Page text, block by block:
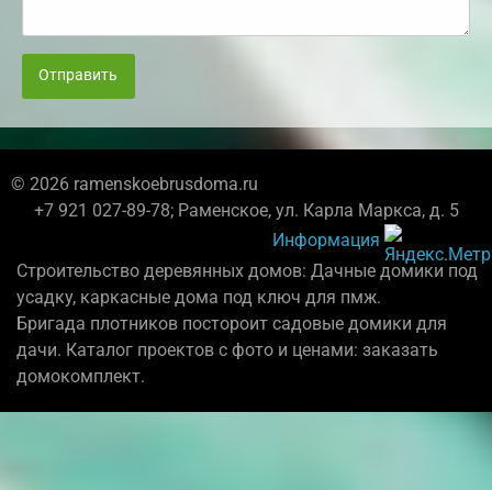
Отправить
© 2026 ramenskoebrusdoma.ru
+7 921 027-89-78; Раменское, ул. Карла Маркса, д. 5
Информация
Строительство деревянных домов: Дачные домики под
усадку, каркасные дома под ключ для пмж.
Бригада плотников постороит садовые домики для
дачи. Каталог проектов с фото и ценами: заказать
домокомплект.